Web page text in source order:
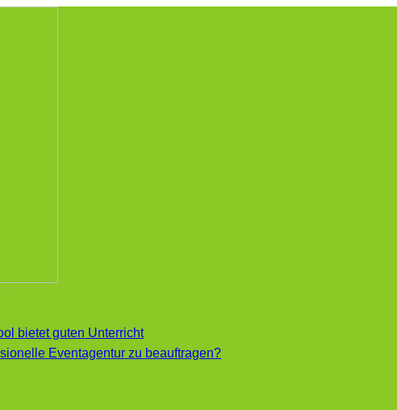
bietet guten Unterricht
Eventagentur zu beauftragen?